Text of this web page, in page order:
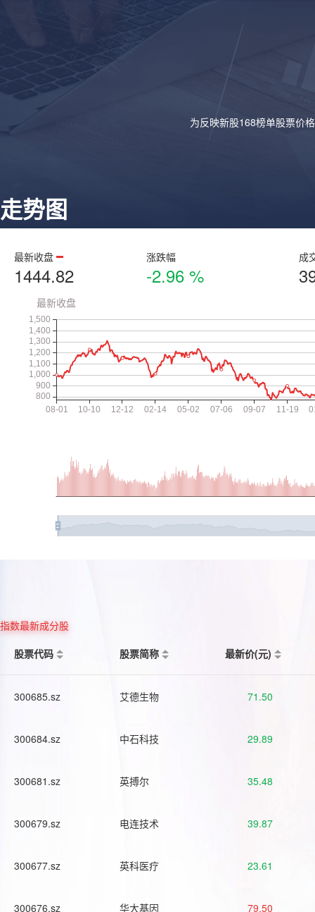
为反映新股168榜单股票价
走势图
最新收盘
1444.82
涨跌幅
-2.96 %
成
指数最新成分股
股票代码
股票简称 最新价(元)
300685.sz 艾德生物 71.50
300684.sz 中石科技 29.89
300681.sz 英搏尔 35.48
300679.sz 电连技术 39.87
300677.sz 英科医疗 23.61
300676.sz 华大基因 79.50